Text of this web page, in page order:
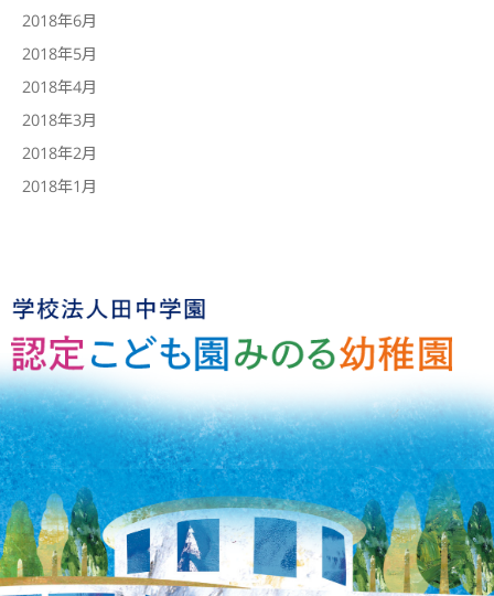
2018年6月
2018年5月
2018年4月
2018年3月
2018年2月
2018年1月